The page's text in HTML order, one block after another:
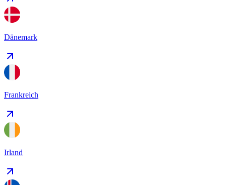
Dänemark
Frankreich
Irland